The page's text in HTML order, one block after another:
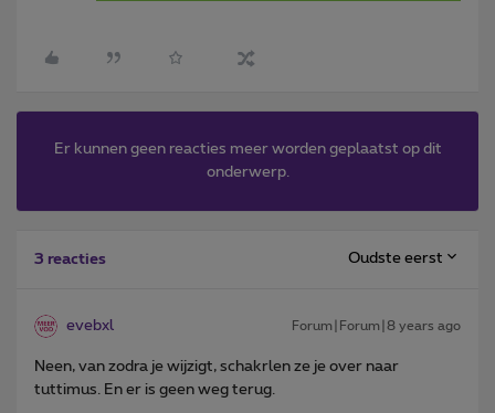
Er kunnen geen reacties meer worden geplaatst op dit
onderwerp.
3 reacties Oudste eerst
evebxl Forum|Forum|8 years ago
Neen, van zodra je wijzigt, schakrlen ze je over naar
tuttimus. En er is geen weg terug.